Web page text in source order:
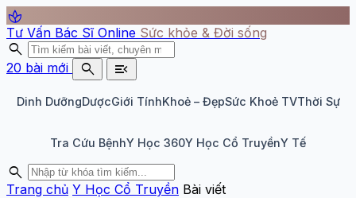
spa
Tư Vấn Bác Sĩ Online Sức khỏe & Đời sống
search
20 bài mới search menu_open
Dinh DưỡngDượcGiới TínhKhoẻ – ĐẹpSức Khoẻ TVThời Sự
Tra Cứu BệnhY Học 360Y Học Cổ TruyềnY Tế
search
Trang chủ Y Học Cổ Truyền Bài viết